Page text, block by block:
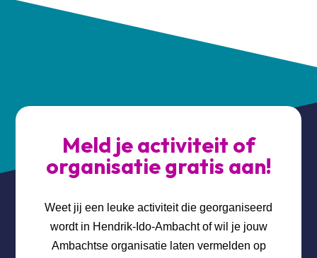
Meld je activiteit of
organisatie gratis aan!
Weet jij een leuke activiteit die georganiseerd
wordt in Hendrik-Ido-Ambacht of wil je jouw
Ambachtse organisatie laten vermelden op